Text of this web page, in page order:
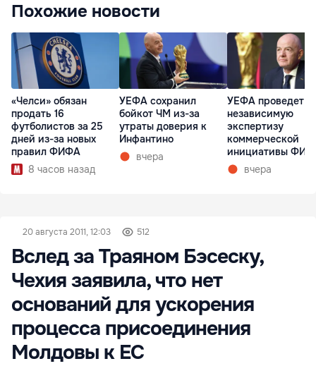
Похожие новости
«Челси» обязан
продать 16
футболистов за 25
дней из-за новых
правил ФИФА
8 часов назад
УЕФА сохранил
бойкот ЧМ из-за
утраты доверия к
Инфантино
вчера
УЕФА проведет
независимую
экспертизу
коммерческой
инициативы
вчера
20 августа 2011, 12:03 512
Вслед за Траяном Бэсеску,
Чехия заявила, что нет
оснований для ускорения
процесса присоединения
Молдовы к ЕС